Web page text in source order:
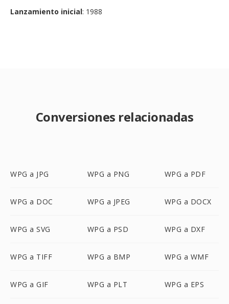
Lanzamiento inicial: 1988
Conversiones relacionadas
WPG a JPG WPG a PNG WPG a PDF
WPG a DOC WPG a JPEG WPG a DOCX
WPG a SVG WPG a PSD WPG a DXF
WPG a TIFF WPG a BMP WPG a WMF
WPG a GIF WPG a PLT WPG a EPS